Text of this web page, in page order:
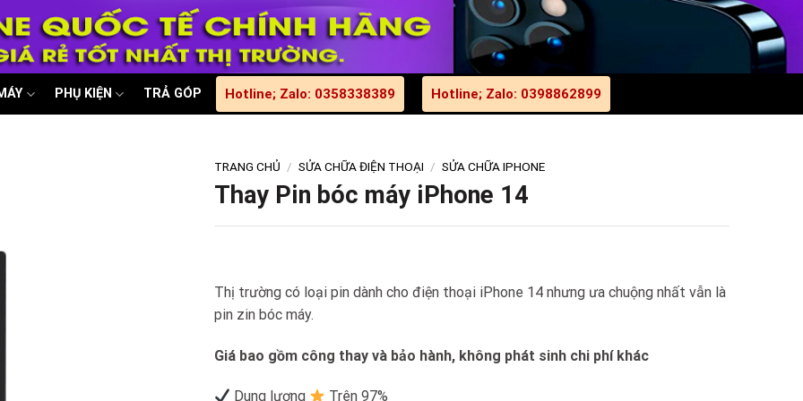
PHỤ KIỆN TRẢ GÓP Hotline; Zalo: 0358338389 Hotline; Zalo: 0398862899
TRANG CHỦ / SỬA CHỮA ĐIỆN THOẠI / SỬA CHỮA IPHONE
Thay Pin bóc máy iPhone 14
Thị trường có loại pin dành cho điện thoại iPhone 14 nhưng ưa chuộng nhất vẫn là
pin zin bóc máy.
Giá bao gồm công thay và bảo hành, không phát sinh chi phí khác
Dung lượng
Trên 97%